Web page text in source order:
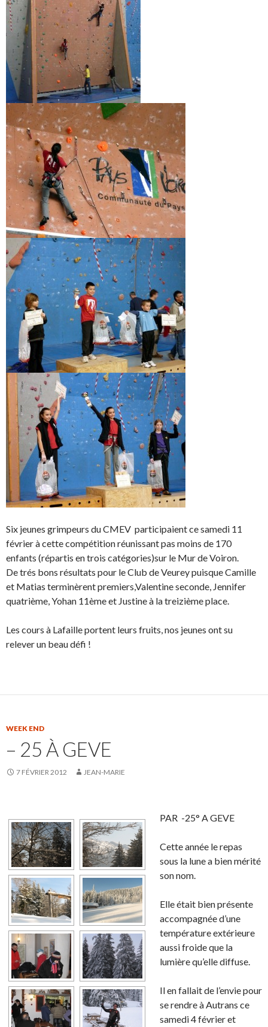
Six jeunes grimpeurs du CMEV participaient ce samedi 11
février à cette compétition réunissant pas moins de 170
enfants (répartis en trois catégories)sur le Mur de Voiron.
De trés bons résultats pour le Club de Veurey puisque Camille
et Matias terminèrent premiers,Valentine seconde, Jennifer
quatrième, Yohan 11ème et Justine à la treizième place.
Les cours à Lafaille portent leurs fruits, nos jeunes ont su
relever un beau défi !
WEEK END
– 25 À GEVE
7 FÉVRIER 2012 JEAN-MARIE
PAR -25° A GEVE
Cette année le repas
sous la lune a bien mérité
son nom.
Elle était bien présente
accompagnée d’une
température extérieure
aussi froide que la
lumière qu’elle diffuse.
Il en fallait de l’envie pour
se rendre à Autrans ce
samedi 4 février et